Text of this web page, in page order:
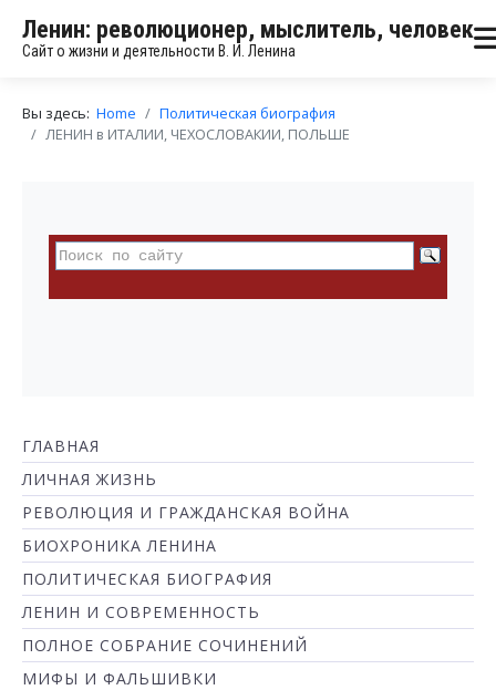
Ленин: революционер, мыслитель, человек
Сайт о жизни и деятельности В. И. Ленина
Вы здесь: Home
Политическая биография
ЛЕНИН в ИТАЛИИ, ЧЕХОСЛОВАКИИ, ПОЛЬШЕ
ГЛАВНАЯ
ЛИЧНАЯ ЖИЗНЬ
РЕВОЛЮЦИЯ И ГРАЖДАНСКАЯ ВОЙНА
БИОХРОНИКА ЛЕНИНА
ПОЛИТИЧЕСКАЯ БИОГРАФИЯ
ЛЕНИН И СОВРЕМЕННОСТЬ
ПОЛНОЕ СОБРАНИЕ СОЧИНЕНИЙ
МИФЫ И ФАЛЬШИВКИ